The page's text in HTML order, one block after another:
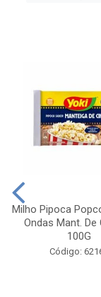
Milho Pipoca
Ondas Mant. De
100G
Código: